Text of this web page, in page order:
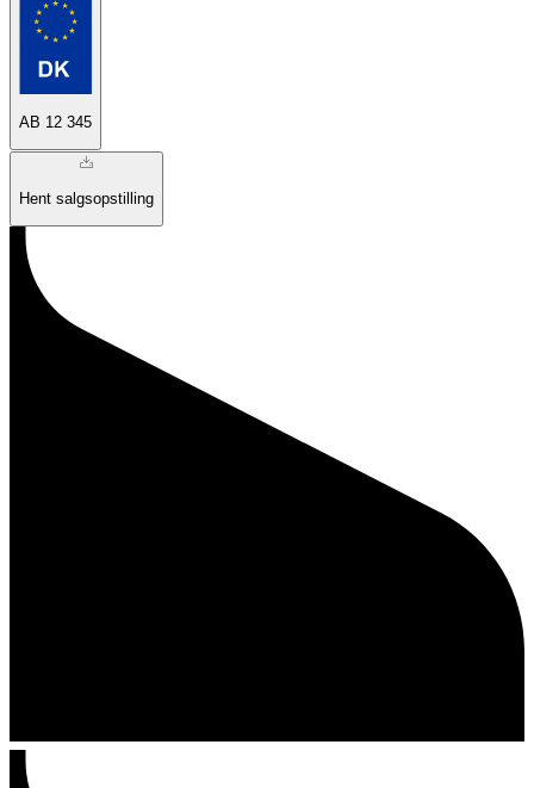
AB 12 345
Hent salgsopstilling